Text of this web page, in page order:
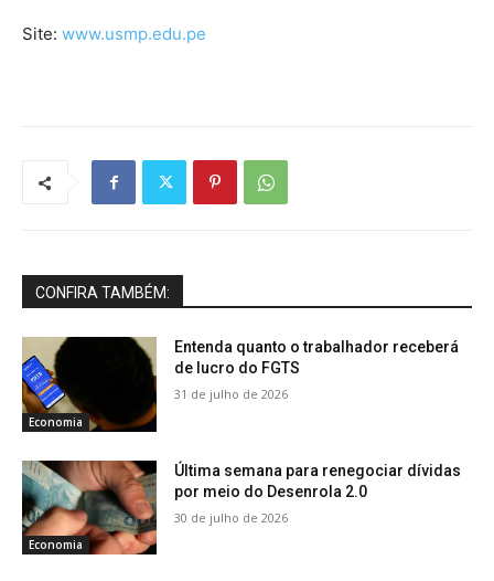
Site: www.usmp.edu.pe
CONFIRA TAMBÉM:
Economia
Entenda quanto o trabalhador receberá
de lucro do FGTS
31 de julho de 2026
Economia
Última semana para renegociar dívidas
por meio do Desenrola 2.0
30 de julho de 2026